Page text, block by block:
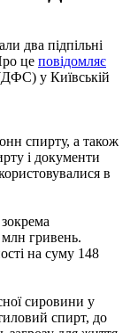
два підпільні
це повідомляє
у Київській
спирту, а також
і документи
в
млн гривень.
на суму 148
сировини у
спирт, до